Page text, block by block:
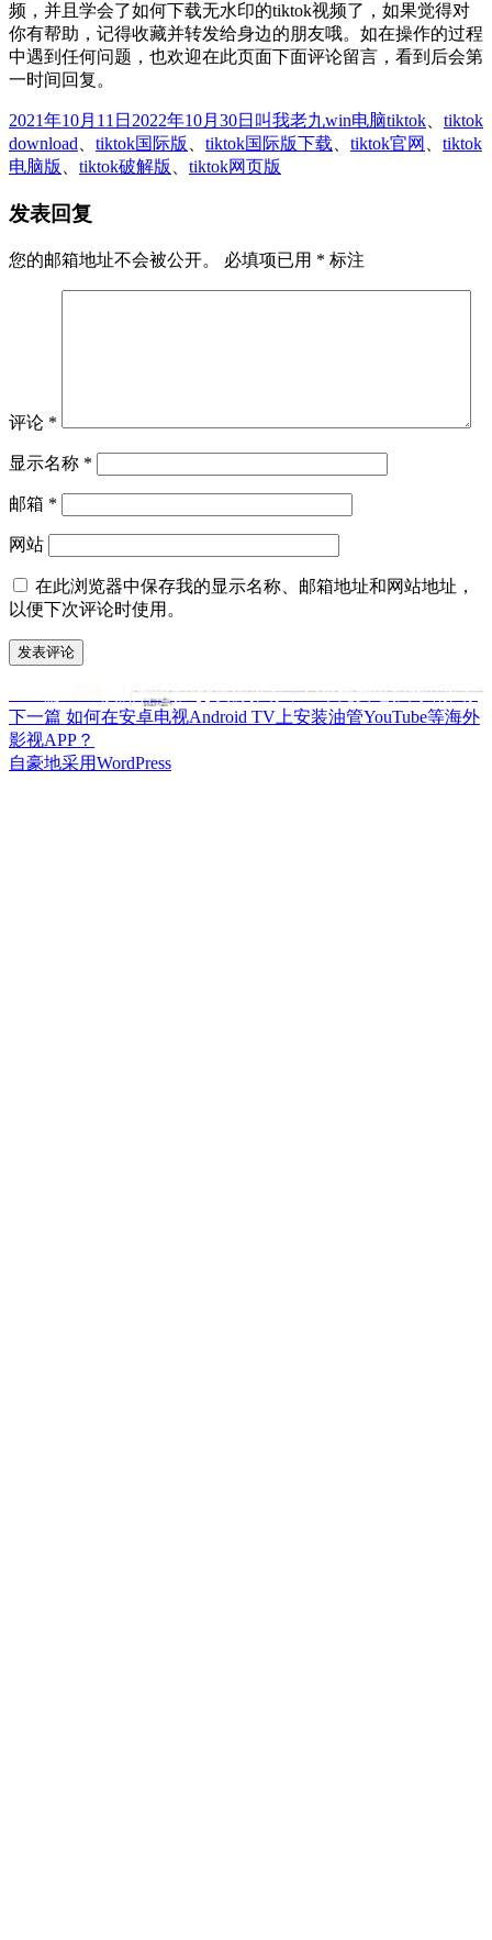
频，并且学会了如何下载无水印的tiktok视频了，如果觉得对
你有帮助，记得收藏并转发给身边的朋友哦。如在操作的过程
中遇到任何问题，也欢迎在此页面下面评论留言，看到后会第
一时间回复。
发
布
于
2021年10月11日 2022年10月30日 作
者
叫我老九分
类
win电脑标
签
tiktok
tiktok
download
tiktok国际版 tiktok国际版下载 tiktok官网
tiktok
电脑版
tiktok破解版 tiktok网页版
发表回复
您的邮箱地址不会被公开。 必填项已用 * 标注
评论 *
显示名称 *
邮箱 *
网站
在此浏览器中保存我的显示名称、邮箱地址和网站地址，
以便下次评论时使用。
文
章
导
篇
文
章：
2023澳洲看电影app资源推荐，12个免费电影网站推荐
下一篇 下
篇
文
如何在安卓电视Android TV上安装油管YouTube等海外
影视APP？
自豪地采用WordPress